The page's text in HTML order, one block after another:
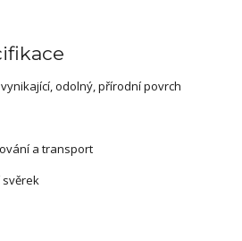
odolný, přírodní povrch
a transport